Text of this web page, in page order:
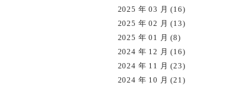
2025 年 03 月 (16)
2025 年 02 月 (13)
2025 年 01 月 (8)
2024 年 12 月 (16)
2024 年 11 月 (23)
2024 年 10 月 (21)